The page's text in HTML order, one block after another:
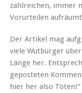
zahlreichen, immer
Vorurteilen
Der Artikel mag
viele Wutbürger
Länge her.
geposteten
hier her also